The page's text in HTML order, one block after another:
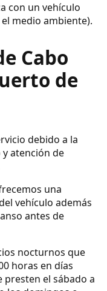
con un vehículo
medio ambiente).
Cabo
de
debido a la
atención de
una
vehículo además
antes de
nocturnos que
horas en días
presten el sábado a